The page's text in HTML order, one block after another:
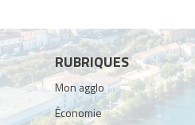
RUBRIQUES
Mon agglo
Économie